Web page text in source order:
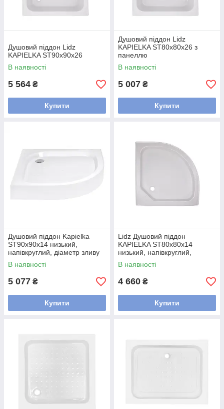
Душовий піддон Lidz
KAPIELKA ST90x90x26
В наявності
5 564 ₴
Купити
Душовий піддон Lidz
KAPIELKA ST80x80x26 з
панеллю
В наявності
5 007 ₴
Купити
Душовий піддон Kapielka
ST90x90x14 низький,
напівкруглий, діаметр зливу
52 мм Lidz
В наявності
5 077 ₴
Купити
Lidz Душовий піддон
KAPIELKA ST80x80x14
низький, напівкруглий,
діаметр зливу 52 мм
В наявності
4 660 ₴
Купити